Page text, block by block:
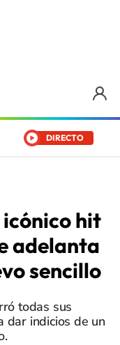
DIRECTO
icónico hit
adelanta
sencillo
todas sus
dar indicios de un